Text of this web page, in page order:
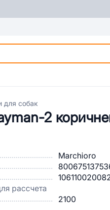
для собак
2
Marchioro
рассчета
2100